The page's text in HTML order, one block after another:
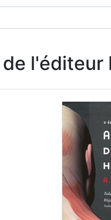
l'éditeur